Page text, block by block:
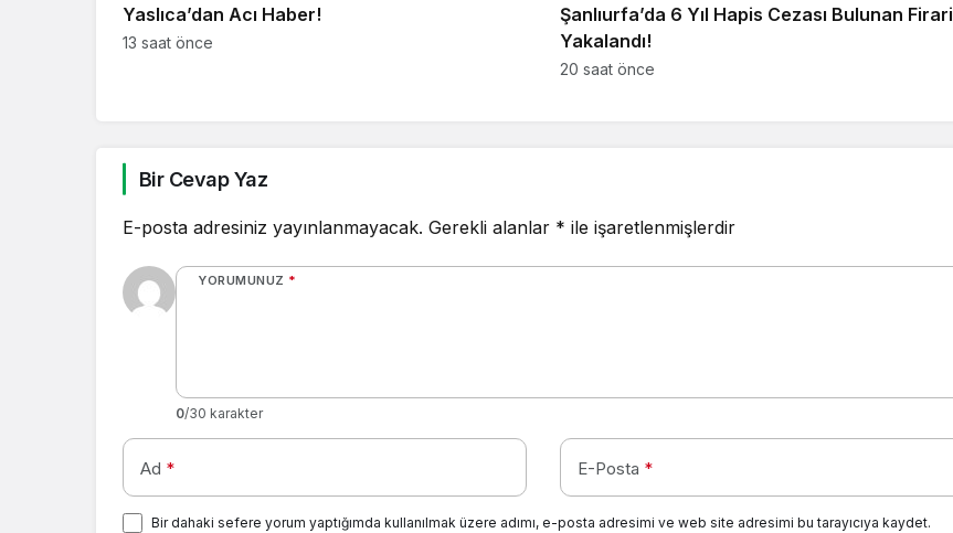
Yaslıca’dan Acı Haber!
13 saat önce
Şanlıurfa’da 6 Yıl Hapis Cezası Bulunan Firari
Yakalandı!
20 saat önce
Bir Cevap Yaz
E-posta adresiniz yayınlanmayacak. Gerekli alanlar * ile işaretlenmişlerdir
YORUMUNUZ *
0/30 karakter
Ad * E-Posta *
Bir dahaki sefere yorum yaptığımda kullanılmak üzere adımı, e-posta adresimi ve web site adresimi bu tarayıcıya kaydet.